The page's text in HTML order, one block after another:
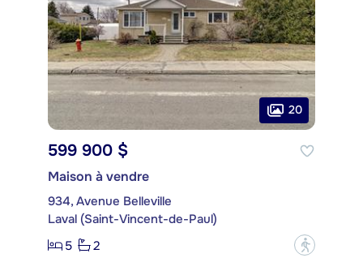
20
599 900 $
Maison à vendre
934, Avenue Belleville
Laval (Saint-Vincent-de-Paul)
5
2 ?